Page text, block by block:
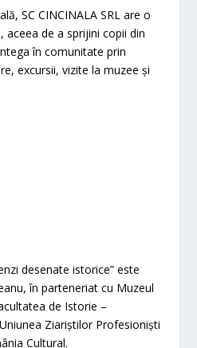
SC CINCINALA SRL are o
aceea de a sprijini copii din
în comunitate prin
excursii, vizite la muzee și
desenate istorice” este
în parteneriat cu Muzeul
de Istorie –
Ziariștilor Profesioniști
Cultural.